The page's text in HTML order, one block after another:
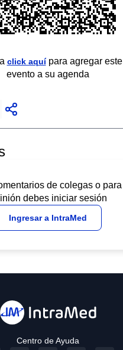
click aquípara agregar este
evento a su agenda
de colegas o para
debes iniciar sesión
Ingresar a IntraMed
Centro de Ayuda